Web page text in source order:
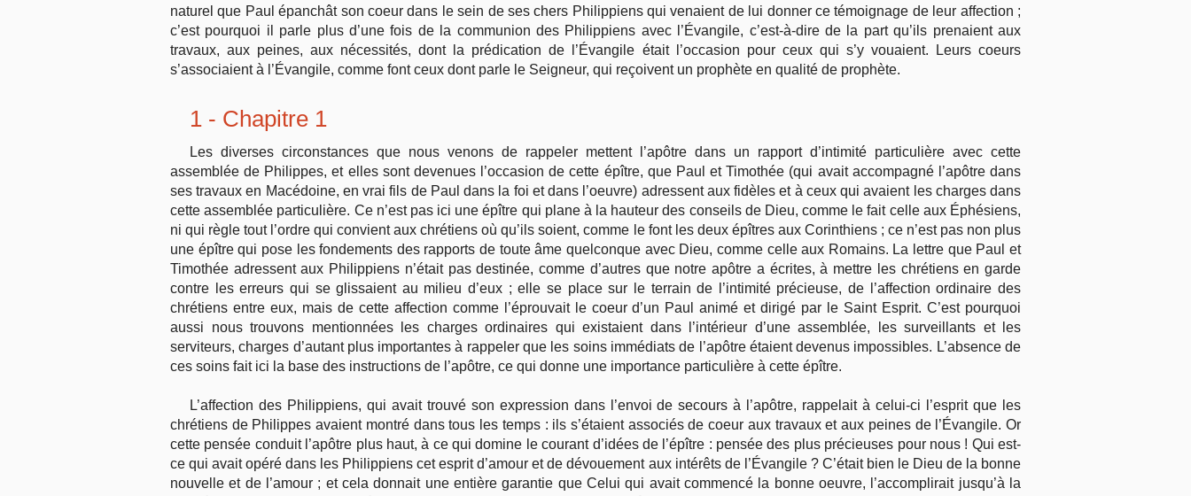
naturel que Paul épanchât son coeur dans le sein de ses chers Philippiens qui venaient de lui donner ce témoignage de leur affection ;
c’est pourquoi il parle plus d’une fois de la communion des Philippiens avec l’Évangile, c’est-à-dire de la part qu’ils prenaient aux
travaux, aux peines, aux nécessités, dont la prédication de l’Évangile était l’occasion pour ceux qui s’y vouaient. Leurs coeurs
s’associaient à l’Évangile, comme font ceux dont parle le Seigneur, qui reçoivent un prophète en qualité de prophète.
1 - Chapitre 1
Les diverses circonstances que nous venons de rappeler mettent l’apôtre dans un rapport d’intimité particulière avec cette
assemblée de Philippes, et elles sont devenues l’occasion de cette épître, que Paul et Timothée (qui avait accompagné l’apôtre dans
ses travaux en Macédoine, en vrai fils de Paul dans la foi et dans l’oeuvre) adressent aux fidèles et à ceux qui avaient les charges dans
cette assemblée particulière. Ce n’est pas ici une épître qui plane à la hauteur des conseils de Dieu, comme le fait celle aux Éphésiens,
ni qui règle tout l’ordre qui convient aux chrétiens où qu’ils soient, comme le font les deux épîtres aux Corinthiens ; ce n’est pas non plus
une épître qui pose les fondements des rapports de toute âme quelconque avec Dieu, comme celle aux Romains. La lettre que Paul et
Timothée adressent aux Philippiens n’était pas destinée, comme d’autres que notre apôtre a écrites, à mettre les chrétiens en garde
contre les erreurs qui se glissaient au milieu d’eux ; elle se place sur le terrain de l’intimité précieuse, de l’affection ordinaire des
chrétiens entre eux, mais de cette affection comme l’éprouvait le coeur d’un Paul animé et dirigé par le Saint Esprit. C’est pourquoi
aussi nous trouvons mentionnées les charges ordinaires qui existaient dans l’intérieur d’une assemblée, les surveillants et les
serviteurs, charges d’autant plus importantes à rappeler que les soins immédiats de l’apôtre étaient devenus impossibles. L’absence de
ces soins fait ici la base des instructions de l’apôtre, ce qui donne une importance particulière à cette épître.
L’affection des Philippiens, qui avait trouvé son expression dans l’envoi de secours à l’apôtre, rappelait à celui-ci l’esprit que les
chrétiens de Philippes avaient montré dans tous les temps : ils s’étaient associés de coeur aux travaux et aux peines de l’Évangile. Or
cette pensée conduit l’apôtre plus haut, à ce qui domine le courant d’idées de l’épître : pensée des plus précieuses pour nous ! Qui est-
ce qui avait opéré dans les Philippiens cet esprit d’amour et de dévouement aux intérêts de l’Évangile ? C’était bien le Dieu de la bonne
nouvelle et de l’amour ; et cela donnait une entière garantie que Celui qui avait commencé la bonne oeuvre, l’accomplirait jusqu’à la